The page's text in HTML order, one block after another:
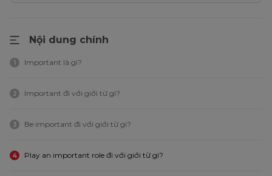
Nội dung chính
1 Important là gì?
2 Important đi với giới từ gì?
3 Be important đi với giới từ gì?
4 Play an important role đi với giới từ gì?